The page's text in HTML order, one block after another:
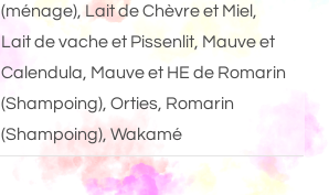
(ménage), Lait de Chèvre et Miel,
Lait de vache et Pissenlit, Mauve et
Calendula, Mauve et HE de Romarin
(Shampoing), Orties, Romarin
(Shampoing), Wakamé